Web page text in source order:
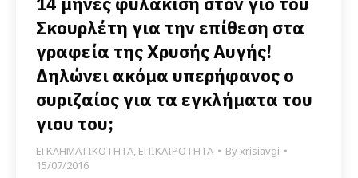
Σκουρλέτη για την επίθεση στα
γραφεία της Χρυσής Αυγής!
Δηλώνει ακόμα υπερήφανος ο
συριζαίος για τα εγκλήματα του
γιου του;
ΕΓΚΛΗΜΑΤΙΚΟΤΗΤΑ, ΕΠΙΚΑΙΡΟΤΗΤΑ Byxrisiavgi
15/07/2016